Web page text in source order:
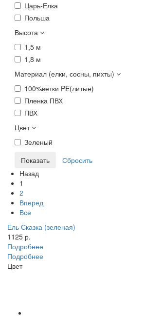
Царь-Елка
Польша
Высота
1,5 м
1,8 м
Материал (елки, сосны, пихты)
100%ветки PE(литые)
Пленка ПВХ
ПВХ
Цвет
Зеленый
Назад
1
2
Вперед
Все
Ель Сказка (зеленая)
1125 р.
Подробнее
Подробнее
Цвет